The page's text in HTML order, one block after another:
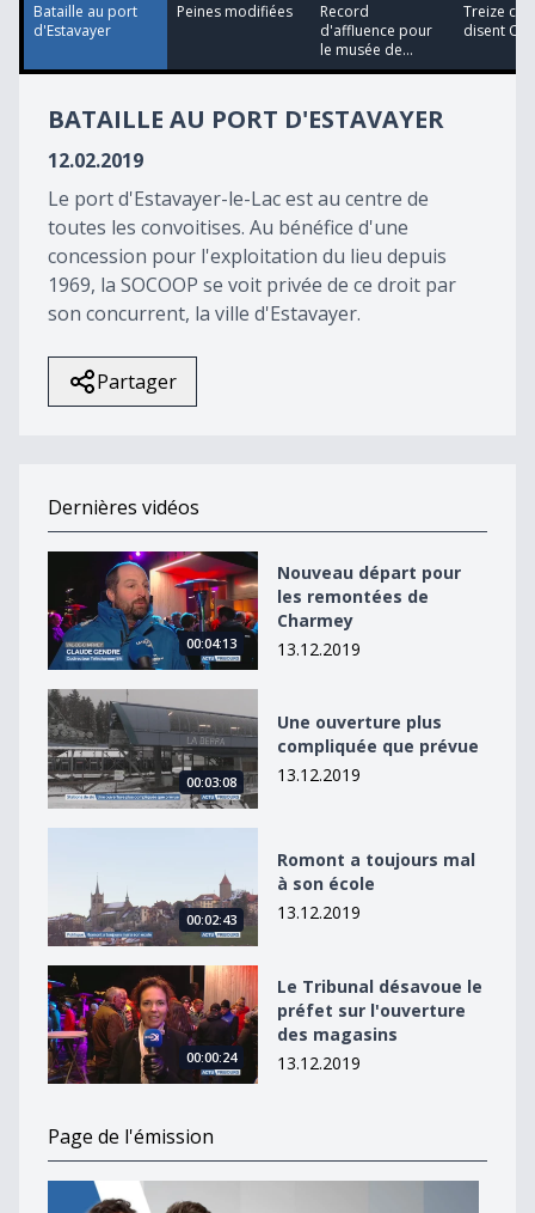
39
seconds
Bataille au port
d'Estavayer
Peines modifiées
Record
d'affluence pour
le musée de...
Treize
disent OUI
BATAILLE AU PORT D'ESTAVAYER
12.02.2019
Le port d'Estavayer-le-Lac est au centre de
toutes les convoitises. Au bénéfice d'une
concession pour l'exploitation du lieu depuis
1969, la SOCOOP se voit privée de ce droit par
son concurrent, la ville d'Estavayer.
Partager
Dernières vidéos
Nouveau départ pour les remontées de Charmey
00:04:13
Nouveau départ pour
les remontées de
Charmey
13.12.2019
Une ouverture plus compliquée que prévue
00:03:08
Une ouverture plus
compliquée que prévue
13.12.2019
00:02:43
Romont a toujours mal
à son école
13.12.2019
Le Tribunal désavoue le préfet sur l&#039;ouverture
00:00:24
Le Tribunal désavoue le
préfet sur l'ouverture
des magasins
13.12.2019
Page de l'émission